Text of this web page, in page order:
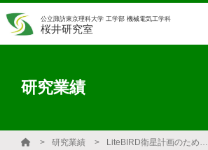
公立諏訪東京理科大学 工学部 機械電気工学科
桜井研究室
研究業績
研究業績 LiteBIRD衛星計画のための偏光変調器の開発状況